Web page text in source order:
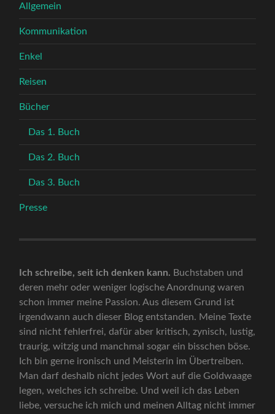
Allgemein
Kommunikation
Enkel
Reisen
Bücher
Das 1. Buch
Das 2. Buch
Das 3. Buch
Presse
Ich schreibe, seit ich denken kann. Buchstaben und
deren mehr oder weniger logische Anordnung waren
schon immer meine Passion. Aus diesem Grund ist
irgendwann auch dieser Blog entstanden. Meine Texte
sind nicht fehlerfrei, dafür aber kritisch, zynisch, lustig,
traurig, witzig und manchmal sogar ein bisschen böse.
Ich bin gerne ironisch und Meisterin im Übertreiben.
Man darf deshalb nicht jedes Wort auf die Goldwaage
legen, welches ich schreibe. Und weil ich das Leben
liebe, versuche ich mich und meinen Alltag nicht immer